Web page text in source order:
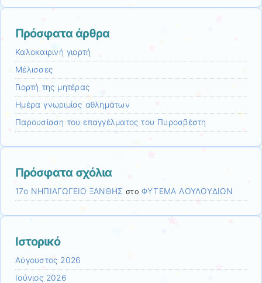
Πρόσφατα άρθρα
Καλοκαιρινή γιορτή
Μέλισσες
Γιορτή της μητέρας
Ημέρα γνωριμίας αθλημάτων
Παρουσίαση του επαγγέλματος του Πυροσβέστη
Πρόσφατα σχόλια
17ο ΝΗΠΙΑΓΩΓΕΙΟ ΞΑΝΘΗΣ στο ΦΥΤΕΜΑ ΛΟΥΛΟΥΔΙΩΝ
Ιστορικό
Αύγουστος 2026
Ιούνιος 2026